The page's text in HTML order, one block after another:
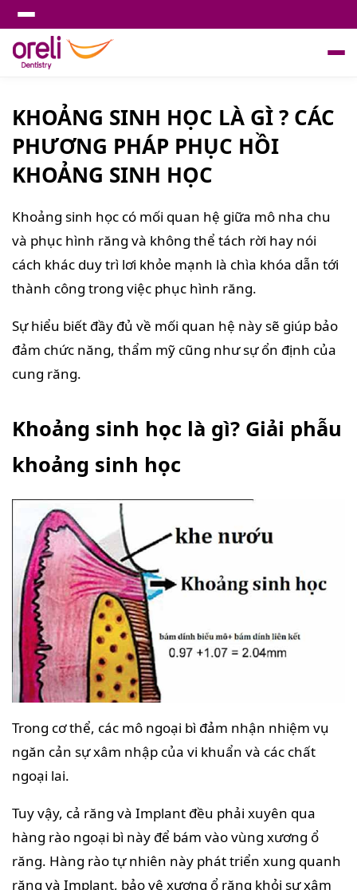
KHOẢNG SINH HỌC LÀ GÌ ? CÁC
PHƯƠNG PHÁP PHỤC HỒI
KHOẢNG SINH HỌC
Khoảng sinh học có mối quan hệ giữa mô nha chu
và phục hình răng và không thể tách rời hay nói
cách khác duy trì lơi khỏe mạnh là chìa khóa dẫn tới
thành công trong việc phục hình răng.
Sự hiểu biết đầy đủ về mối quan hệ này sẽ giúp bảo
đảm chức năng, thẩm mỹ cũng như sự ổn định của
cung răng.
Khoảng sinh học là gì? Giải phẫu
khoảng sinh học
Trong cơ thể, các mô ngoại bì đảm nhận nhiệm vụ
ngăn cản sự xâm nhập của vi khuẩn và các chất
ngoại lai.
Tuy vậy, cả răng và Implant đều phải xuyên qua
hàng rào ngoại bì này để bám vào vùng xương ổ
răng. Hàng rào tự nhiên này phát triển xung quanh
răng và Implant, bảo vệ xương ổ răng khỏi sự xâm